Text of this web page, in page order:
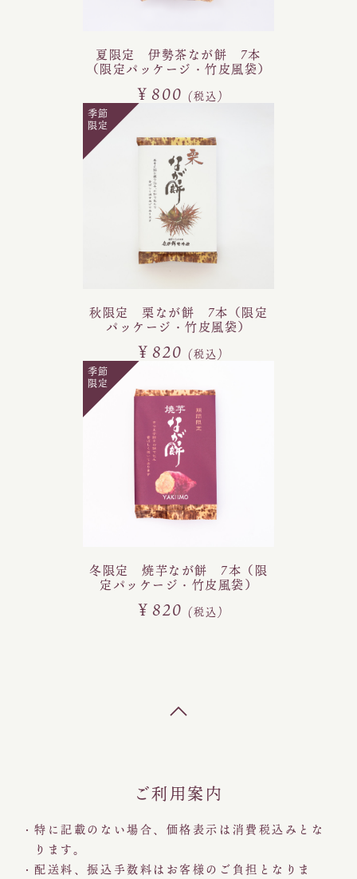
夏限定 伊勢茶なが餅 7本
（限定パッケージ・竹皮風袋）
￥800 (税込)
季節
限定
秋限定 栗なが餅 7本（限定
パッケージ・竹皮風袋）
￥820 (税込)
季節
限定
冬限定 焼芋なが餅 7本（限
定パッケージ・竹皮風袋）
￥820 (税込)
ご利用案内
特に記載のない場合、価格表示は消費税込みとな
ります。
配送料、振込手数料はお客様のご負担となりま